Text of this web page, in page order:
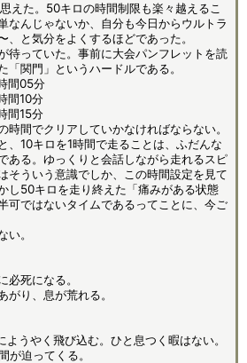
えた。50キロの時間制限も楽々越えるこ
なんじゃないか、自分も今日からウルトラ
、と気分をよくするほどであった。
待っていた。事前に大会パンフレットを読
「関門」というハードルである。
間05分
間10分
間15分
間でクリアしていかなければならない。
、10キロを1時間で走ることは、ふだんな
ある。ゆっくりと会話しながら走れるスピ
そういう意識でしか、この時間設定を見て
し50キロを走り終えた「痛みがある状態
可ではないタイムであるってことに、今ご
。
死になる。
り、息が荒れる。
うやく飛び込む。ひと息つく暇はない。
が迫ってくる。